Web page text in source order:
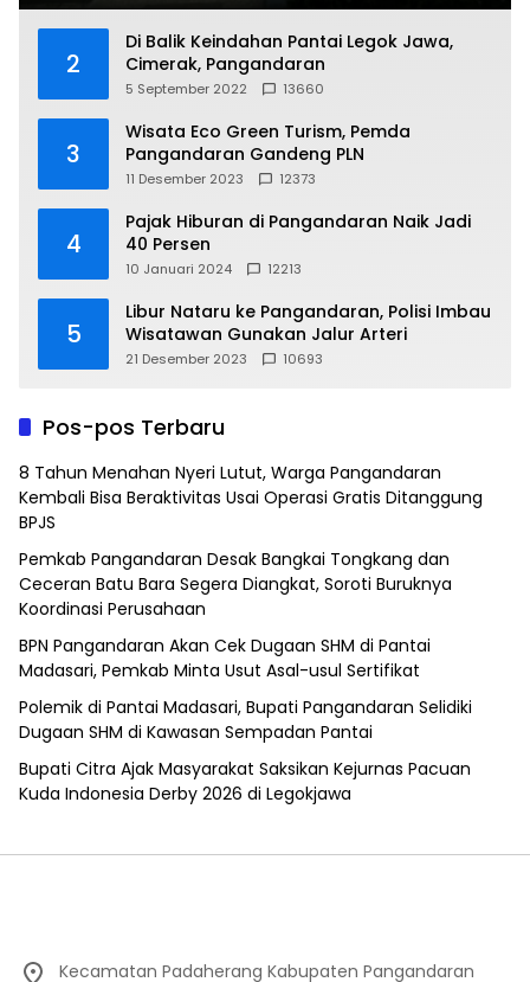
2
Di Balik Keindahan Pantai Legok Jawa,
Cimerak, Pangandaran
5 September 2022 13660
3
Wisata Eco Green Turism, Pemda
Pangandaran Gandeng PLN
11 Desember 2023 12373
4
Pajak Hiburan di Pangandaran Naik Jadi
40 Persen
10 Januari 2024 12213
5
Libur Nataru ke Pangandaran, Polisi Imbau
Wisatawan Gunakan Jalur Arteri
21 Desember 2023 10693
Pos-pos Terbaru
8 Tahun Menahan Nyeri Lutut, Warga Pangandaran
Kembali Bisa Beraktivitas Usai Operasi Gratis Ditanggung
BPJS
Pemkab Pangandaran Desak Bangkai Tongkang dan
Ceceran Batu Bara Segera Diangkat, Soroti Buruknya
Koordinasi Perusahaan
BPN Pangandaran Akan Cek Dugaan SHM di Pantai
Madasari, Pemkab Minta Usut Asal-usul Sertifikat
Polemik di Pantai Madasari, Bupati Pangandaran Selidiki
Dugaan SHM di Kawasan Sempadan Pantai
Bupati Citra Ajak Masyarakat Saksikan Kejurnas Pacuan
Kuda Indonesia Derby 2026 di Legokjawa
Kecamatan Padaherang Kabupaten Pangandaran